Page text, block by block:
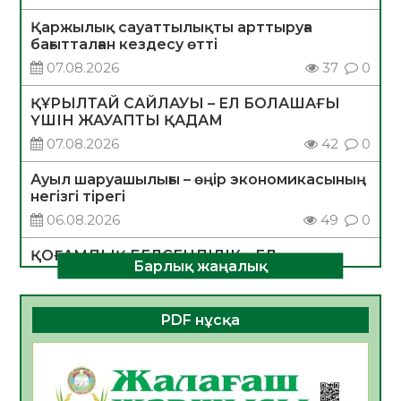
Қаржылық сауаттылықты арттыруға
бағытталған кездесу өтті
07.08.2026
37 0
ҚҰРЫЛТАЙ САЙЛАУЫ – ЕЛ БОЛАШАҒЫ
ҮШІН ЖАУАПТЫ ҚАДАМ
07.08.2026
42 0
Ауыл шаруашылығы – өңір экономикасының
негізгі тірегі
06.08.2026
49 0
ҚОҒАМДЫҚ БЕЛСЕНДІЛІК – ЕЛ
ДАМУЫНЫҢ НЕГІЗІ
06.08.2026
47 0
ҚҰРЫЛТАЙ САЙЛАУЫ – БОЛАШАҚҚА
БАСТАР ЖАУАПТЫ ТАҢДАУ
06.08.2026
Барлық жаңалық
PDF нұсқа